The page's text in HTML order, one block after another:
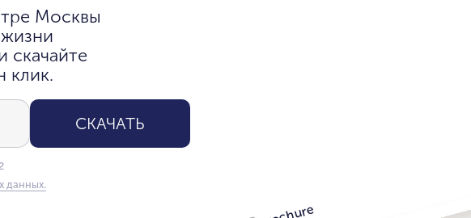
Москвы
скачайте
клик.
СКАЧАТЬ
данных.